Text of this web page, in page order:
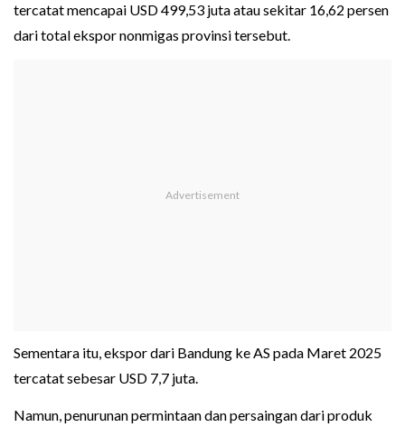
tercatat mencapai USD 499,53 juta atau sekitar 16,62 persen
dari total ekspor nonmigas provinsi tersebut.
Sementara itu, ekspor dari Bandung ke AS pada Maret 2025
tercatat sebesar USD 7,7 juta.
Namun, penurunan permintaan dan persaingan dari produk